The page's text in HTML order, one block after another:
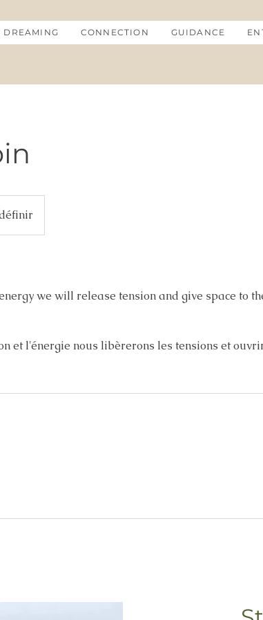
DREAMING CONNECTION GUIDANCE
we will release tension and give space to
et l'énergie nous libèrerons les tensions et